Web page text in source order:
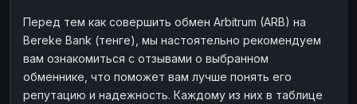
Перед тем как совершить обмен Arbitrum (ARB) на
Bereke Bank (тенге), мы настоятельно рекомендуем
вам ознакомиться с отзывами о выбранном
обменнике, что поможет вам лучше понять его
репутацию и надежность. Каждому из них в таблице